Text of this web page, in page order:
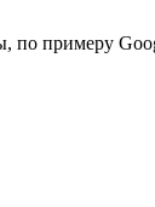
по примеру